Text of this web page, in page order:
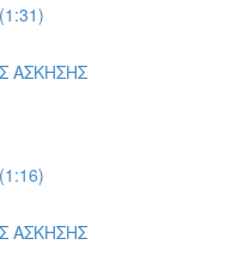
ΑΣΚΗΣΗΣ
ΑΣΚΗΣΗΣ